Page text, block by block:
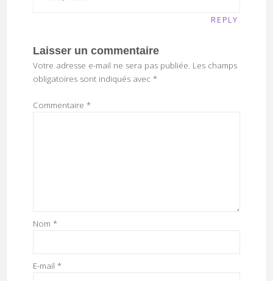
REPLY
Laisser un commentaire
Votre adresse e-mail ne sera pas publiée. Les champs
obligatoires sont indiqués avec *
Commentaire *
Nom *
E-mail *